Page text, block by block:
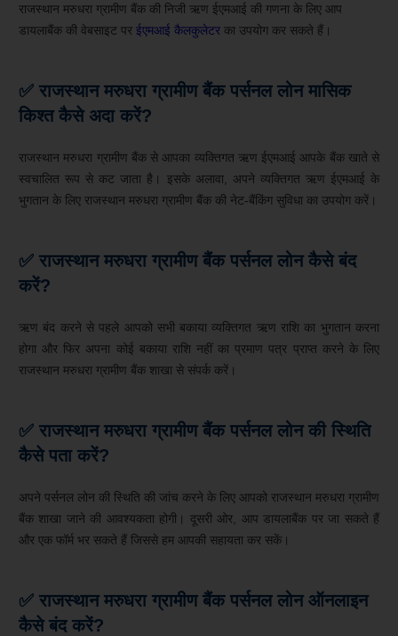
राजस्थान मरुधरा ग्रामीण बैंक की निजी ऋण ईएमआई की गणना के लिए आप
डायलाबैंक की वेबसाइट पर ईएमआई कैलकुलेटर का उपयोग कर सकते हैं।
✅ राजस्थान मरुधरा ग्रामीण बैंक पर्सनल लोन मासिक
किश्त कैसे अदा करें?
राजस्थान मरुधरा ग्रामीण बैंक से आपका व्यक्तिगत ऋण ईएमआई आपके बैंक खाते से
स्वचालित रूप से कट जाता है। इसके अलावा, अपने व्यक्तिगत ऋण ईएमआई के
भुगतान के लिए राजस्थान मरुधरा ग्रामीण बैंक की नेट-बैंकिंग सुविधा का उपयोग करें।
✅ राजस्थान मरुधरा ग्रामीण बैंक पर्सनल लोन कैसे बंद
करें?
ऋण बंद करने से पहले आपको सभी बकाया व्यक्तिगत ऋण राशि का भुगतान करना
होगा और फिर अपना कोई बकाया राशि नहीं का प्रमाण पत्र प्राप्त करने के लिए
राजस्थान मरुधरा ग्रामीण बैंक शाखा से संपर्क करें।
✅ राजस्थान मरुधरा ग्रामीण बैंक पर्सनल लोन की स्थिति
कैसे पता करें?
अपने पर्सनल लोन की स्थिति की जांच करने के लिए आपको राजस्थान मरुधरा ग्रामीण
बैंक शाखा जाने की आवश्यकता होगी। दूसरी ओर, आप डायलाबैंक पर जा सकते हैं
और एक फॉर्म भर सकते हैं जिससे हम आपकी सहायता कर सकें।
✅ राजस्थान मरुधरा ग्रामीण बैंकपर्सनल लोन ऑनलाइन
कैसे बंद करें?